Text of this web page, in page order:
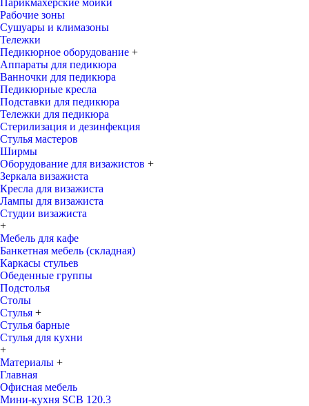
Парикмахерские мойки
Рабочие зоны
Сушуары и климазоны
Тележки
Педикюрное оборудование +
Аппараты для педикюра
Ванночки для педикюра
Педикюрные кресла
Подставки для педикюра
Тележки для педикюра
Стерилизация и дезинфекция
Стулья мастеров
Ширмы
Оборудование для визажистов +
Зеркала визажиста
Кресла для визажиста
Лампы для визажиста
Студии визажиста
+
Мебель для кафе
Банкетная мебель (складная)
Каркасы стульев
Обеденные группы
Подстолья
Столы
Стулья +
Стулья барные
Стулья для кухни
+
Материалы +
Главная
Офисная мебель
Мини-кухня SCB 120.3